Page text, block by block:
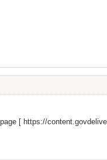
[ https://